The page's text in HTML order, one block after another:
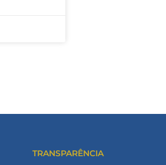
TRANSPARÊNCIA